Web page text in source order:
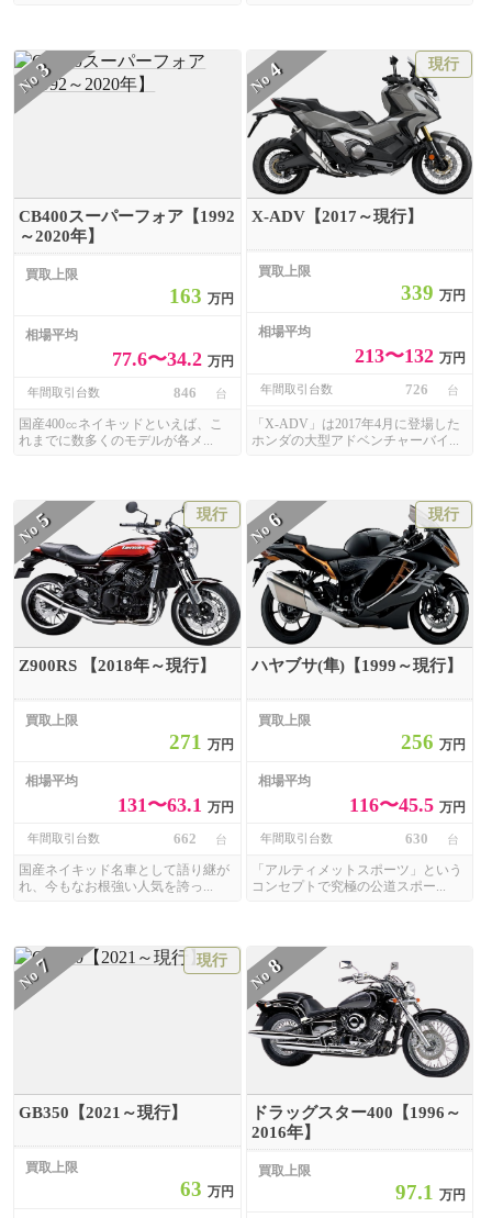
No3
CB400スーパーフォア【1992
～2020年】
買取上限
163 万円
相場平均
77.6〜34.2 万円
年間取引台数 846 台
国産400㏄ネイキッドといえば、こ
れまでに数多くのモデルが各メ...
No4 現行
X-ADV【2017～現行】
買取上限
339万円
相場平均
213〜132万円
年間取引台数 726 台
「X-ADV」は2017年4月に登場した
ホンダの大型アドベンチャーバイ...
No
5 現行
Z900RS 【2018年～現行】
買取上限
271 万円
相場平均
131〜63.1 万円
年間取引台数 662 台
国産ネイキッド名車として語り継が
れ、今もなお根強い人気を誇っ...
No
6 現行
ハヤブサ(隼)【1999～現行】
買取上限
256万円
相場平均
116〜45.5万円
年間取引台数 630 台
「アルティメットスポーツ」という
コンセプトで究極の公道スポー...
No7 現行
GB350【2021～現行】
買取上限
63 万円
No8
ドラッグスター400【1996～
2016年】
買取上限
97.1万円